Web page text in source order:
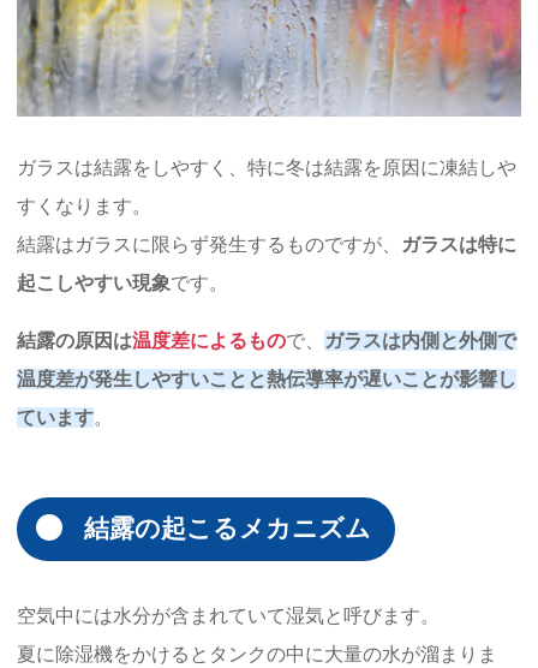
ガラスは結露をしやすく、特に冬は結露を原因に凍結しや
すくなります。
結露はガラスに限らず発生するものですが、
ガラスは特に
起こしやすい現象です。
結露の原因は温度差によるもので、
ガラスは内側と外側で
温度差が発生しやすいことと熱伝導率が遅いことが影響し
ています。
結露の起こるメカニズム
空気中には水分が含まれていて湿気と呼びます。
夏に除湿機をかけるとタンクの中に大量の水が溜まりま